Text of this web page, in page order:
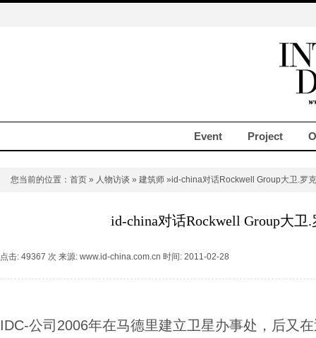
Event Project
您当前的位置： 首页 » 人物访谈 » 建筑师 »id-china对话Rockwell Group大卫.罗
id-china对话Rockwell Group大卫
点击: 49367 次 来源: www.id-china.com.cn 时间: 2011-02-28
IDC-公司2006年在马德里建立卫星办事处，后又